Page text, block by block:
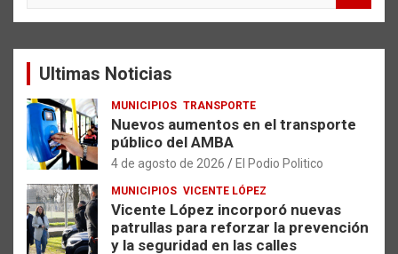
a
Ultimas Noticias
MUNICIPIOS TRANSPORTE
Nuevos aumentos en el transporte
público del AMBA
4 de agosto de 2026 El Podio Politico
MUNICIPIOS VICENTE LÓPEZ
Vicente López incorporó nuevas
patrullas para reforzar la prevención
y la seguridad en las calles